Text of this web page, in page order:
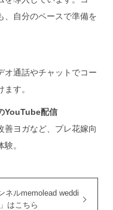
、自分のペースで準備を
オ通話やチャットでコー
す。
YouTube配信
善ヨガなど、プレ花嫁向
。
ネルmemolead weddi
はこちら